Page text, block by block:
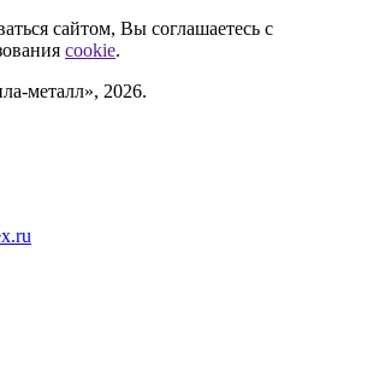
сайтом, Вы соглашаетесь с
cookie.
металл», 2026.